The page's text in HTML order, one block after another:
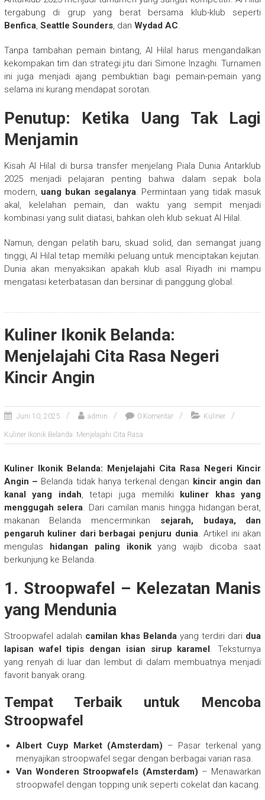
tergabung di grup yang berat bersama klub-klub seperti
Benfica, Seattle Sounders, dan Wydad AC.
Tanpa tambahan pemain bintang, Al Hilal harus mengandalkan
kekompakan tim dan strategi jitu dari Simone Inzaghi. Turnamen
ini juga menjadi ajang pembuktian bagi pemain-pemain yang
selama ini kurang mendapat sorotan.
Penutup: Ketika Uang Tak Lagi
Menjamin
Kisah Al Hilal di bursa transfer menjelang Piala Dunia Antarklub
2025 menjadi pelajaran penting bahwa dalam sepak bola
modern, uang bukan segalanya. Permintaan yang tidak masuk
akal, kelelahan pemain, dan waktu yang sempit menjadi
kombinasi yang sulit diatasi, bahkan oleh klub sekuat Al Hilal.
Namun, dengan pelatih baru, skuad solid, dan semangat juang
tinggi, Al Hilal tetap memiliki peluang untuk menciptakan kejutan.
Dunia akan menyaksikan apakah klub asal Riyadh ini mampu
mengatasi keterbatasan dan bersinar di panggung global.
Kuliner Ikonik Belanda:
Menjelajahi Cita Rasa Negeri
Kincir Angin
Juni 10, 2025 admin 0 Komentar Kuliner
Kuliner Ikonik Belanda: Menjelajahi Cita Rasa
Kuliner Ikonik Belanda: Menjelajahi Cita Rasa Negeri Kincir
Angin – Belanda tidak hanya terkenal dengan kincir angin dan
kanal yang indah, tetapi juga memiliki kuliner khas yang
menggugah selera. Dari camilan manis hingga hidangan berat,
makanan Belanda mencerminkan sejarah, budaya, dan
pengaruh kuliner dari berbagai penjuru dunia. Artikel ini akan
mengulas hidangan paling ikonikyang wajib dicoba saat
berkunjung ke Belanda.
1. Stroopwafel – Kelezatan Manis
yang Mendunia
Stroopwafel adalah camilan khas Belanda yang terdiri dari dua
lapisan wafel tipis dengan isian sirup karamel. Teksturnya
yang renyah di luar dan lembut di dalam membuatnya menjadi
favorit banyak orang.
Tempat Terbaik untuk Mencoba
Stroopwafel
Albert Cuyp Market (Amsterdam) – Pasar terkenal yang
menyajikan stroopwafel segar dengan berbagai varian rasa.
Van Wonderen Stroopwafels (Amsterdam) – Menawarkan
stroopwafel dengan topping unik seperti cokelat dan kacang.